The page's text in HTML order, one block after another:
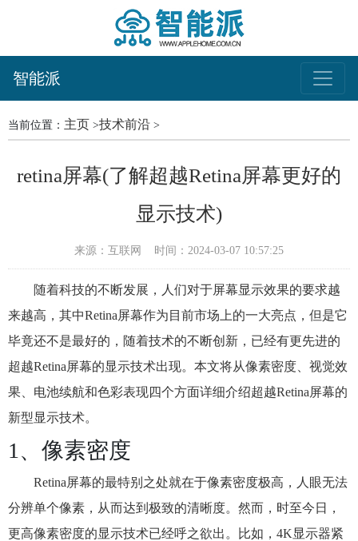
智能派
当前位置： 主页 >技术前沿 >
retina屏幕(了解超越Retina屏幕更好的
显示技术)
来源：互联网 时间：2024-03-07 10:57:25
随着科技的不断发展，人们对于屏幕显示效果的要求越
来越高，其中Retina屏幕作为目前市场上的一大亮点，但是它
毕竟还不是最好的，随着技术的不断创新，已经有更先进的
超越Retina屏幕的显示技术出现。本文将从像素密度、视觉效
果、电池续航和色彩表现四个方面详细介绍超越Retina屏幕的
新型显示技术。
1、像素密度
Retina屏幕的最特别之处就在于像素密度极高，人眼无法
分辨单个像素，从而达到极致的清晰度。然而，时至今日，
更高像素密度的显示技术已经呼之欲出。比如，4K显示器紧